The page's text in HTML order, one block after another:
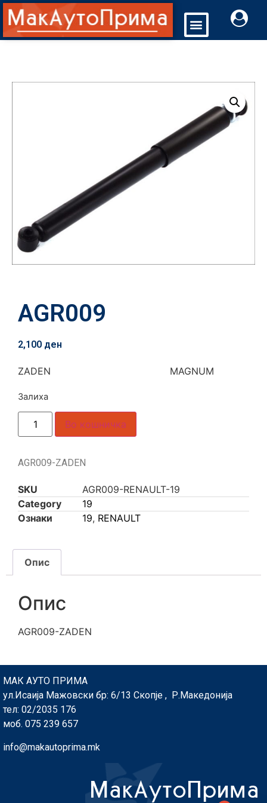
AGR009
2,100 ден
ZADEN MAGNUM
Залиха
Во кошничка
AGR009-ZADEN
SKU
AGR009-RENAULT-19
Category
19
Ознаки
19, RENAULT
Опис
Опис
AGR009-ZADEN
МАК АУТО ПРИМА
ул.Исаија Мажовски бр: 6/13 Скопје , Р.Македонија
тел: 02/2035 176
моб. 075 239 657
info@makautoprima.mk